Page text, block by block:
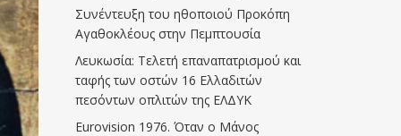
Συνέντευξη του ηθοποιού Προκόπη
Αγαθοκλέους στην Πεμπτουσία
Λευκωσία: Τελετή επαναπατρισμού και
ταφής των οστών 16 Ελλαδιτών
πεσόντων οπλιτών της ΕΛΔΥΚ
Eurovision 1976. Όταν ο Μάνος